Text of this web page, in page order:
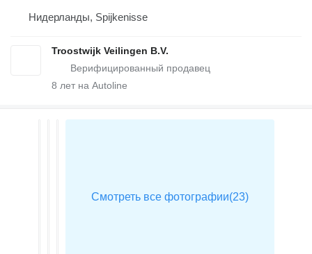
Нидерланды, Spijkenisse
Troostwijk Veilingen B.V.
8 лет на Autoline